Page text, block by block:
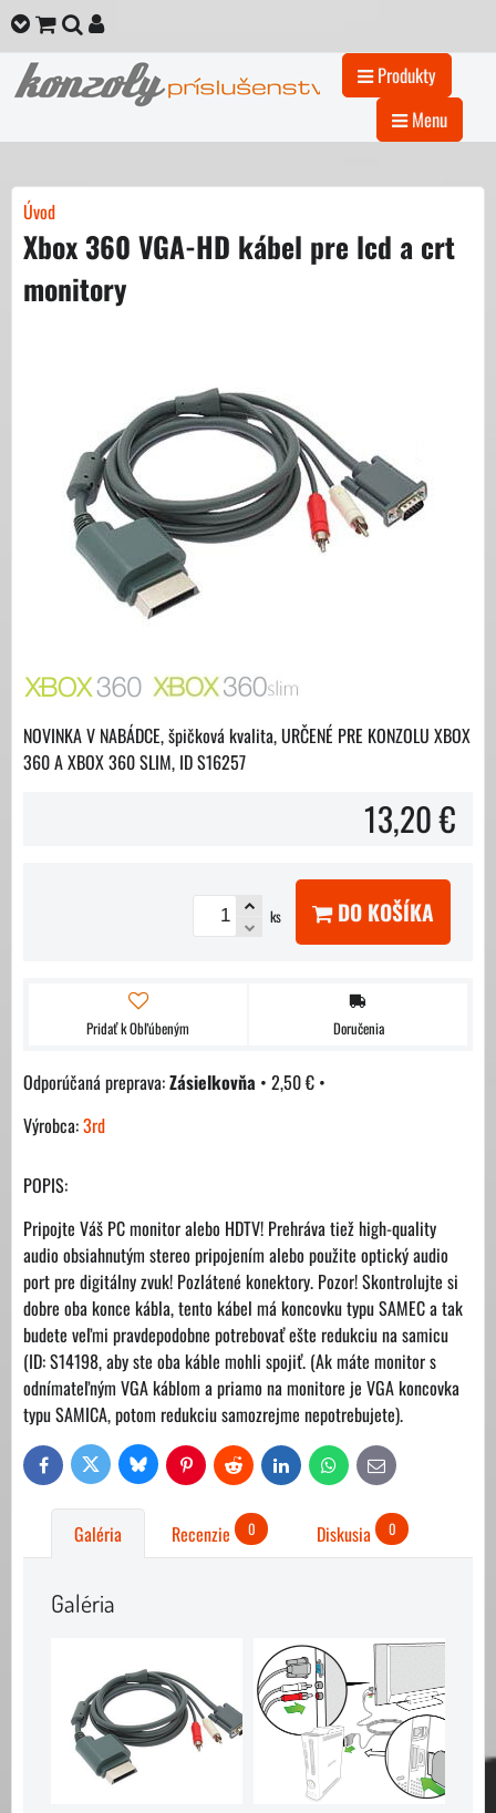
Produkty
Menu
Úvod
Xbox 360 VGA-HD kábel pre lcd a crt
monitory
NOVINKA V NABÁDCE, špičková kvalita, URČENÉ PRE KONZOLU XBOX
360 A XBOX 360 SLIM, ID S16257
13,20 €
ks DO KOŠÍKA
Pridať k Obľúbeným Doručenia
Zásielkovňa • 2,50 € •
Výrobca:3rd
POPIS:
Pripojte Váš PC monitor alebo HDTV! Prehráva tiež high-quality
audio obsiahnutým stereo pripojením alebo použite optický audio
port pre digitálny zvuk! Pozlátené konektory. Pozor! Skontrolujte si
dobre oba konce kábla, tento kábel má koncovku typu SAMEC a tak
budete veľmi pravdepodobne potrebovať ešte redukciu na samicu
(ID: S14198, aby ste oba káble mohli spojiť. (Ak máte monitor s
odnímateľným VGA káblom a priamo na monitore je VGA koncovka
typu SAMICA, potom redukciu samozrejme nepotrebujete).
FacebookTwitter Bluesky PinterestReddit LinkedIn WhatsAppE-
mail
Galéria Recenzie 0 Diskusia 0
Galéria